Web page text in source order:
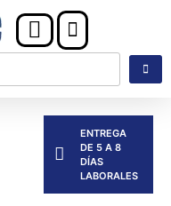
ENTREGA
DE 5 A 8
DÍAS
LABORALES